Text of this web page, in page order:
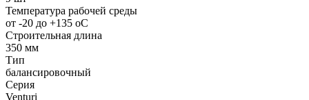
Температура рабочей среды
от -20 до +135 oC
Строительная длина
350 мм
Тип
балансировочный
Серия
Venturi